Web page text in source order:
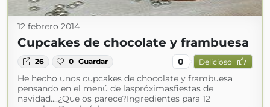
12 febrero 2014
Cupcakes de chocolate y frambuesa
26 0 Guardar 0 Delicioso
He hecho unos cupcakes de chocolate y frambuesa
pensando en el menú de laspróximasfiestas de
navidad....¿Que os parece?Ingredientes para 12